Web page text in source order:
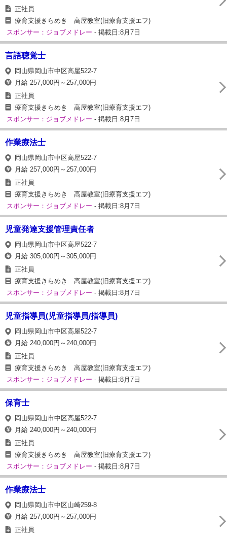
正社員
療育支援きらめき 高屋教室(旧療育支援エフ)
スポンサー：ジョブメドレー - 掲載日:8月7日
言語聴覚士
岡山県岡山市中区高屋522‐7
月給 257,000円～257,000円
正社員
療育支援きらめき 高屋教室(旧療育支援エフ)
スポンサー：ジョブメドレー - 掲載日:8月7日
作業療法士
岡山県岡山市中区高屋522‐7
月給 257,000円～257,000円
正社員
療育支援きらめき 高屋教室(旧療育支援エフ)
スポンサー：ジョブメドレー - 掲載日:8月7日
児童発達支援管理責任者
岡山県岡山市中区高屋522‐7
月給 305,000円～305,000円
正社員
療育支援きらめき 高屋教室(旧療育支援エフ)
スポンサー：ジョブメドレー - 掲載日:8月7日
児童指導員(児童指導員/指導員)
岡山県岡山市中区高屋522‐7
月給 240,000円～240,000円
正社員
療育支援きらめき 高屋教室(旧療育支援エフ)
スポンサー：ジョブメドレー - 掲載日:8月7日
保育士
岡山県岡山市中区高屋522‐7
月給 240,000円～240,000円
正社員
療育支援きらめき 高屋教室(旧療育支援エフ)
スポンサー：ジョブメドレー - 掲載日:8月7日
作業療法士
岡山県岡山市中区山崎259-8
月給 257,000円～257,000円
正社員